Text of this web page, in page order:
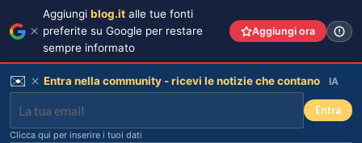
Aggiungi blog.it alle tue fonti
preferite su Google per restare
sempre informato
Aggiungi ora
✉️ Entra nella community - ricevi le notizie che contano IA
Entra
Clicca qui per inserire i tuoi dati